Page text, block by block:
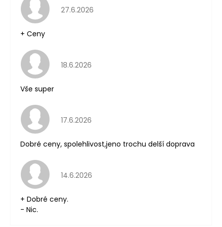
Hodnocení obchodu je 5 z 5 hvězdiček.
27.6.2026
+ Ceny
Hodnocení obchodu je 5 z 5 hvězdiček.
18.6.2026
Vše super
Hodnocení obchodu je 5 z 5 hvězdiček.
17.6.2026
Dobré ceny, spolehlivost,jeno trochu delší doprava
Hodnocení obchodu je 5 z 5 hvězdiček.
14.6.2026
+ Dobré ceny.
- Nic.